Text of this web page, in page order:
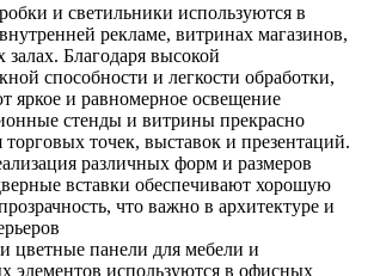
и светильники используются в
рекламе, витринах магазинов,
Благодаря высокой
способности и легкости обработки,
яркое и равномерное освещение
стенды и витрины прекрасно
торговых точек, выставок и презентаций.
различных форм и размеров
вставки обеспечивают хорошую
что важно в архитектуре и
цветные панели для мебели и
элементов используются в офисных